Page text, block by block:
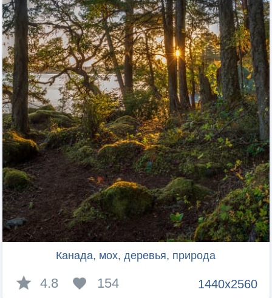
Канада, мох, деревья, природа
1440x2560
4.8 154